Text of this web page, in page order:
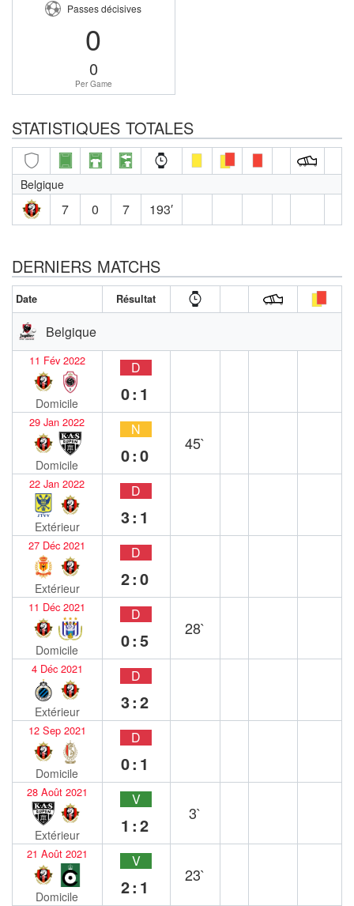
Passes décisives
0
0
Per Game
STATISTIQUES TOTALES
Belgique
7 0 7 193′
DERNIERS MATCHS
Date Résultat
Belgique
11 Fév 2022
Domicile
D
0:1
29 Jan 2022
Domicile
N
0:0
45`
22 Jan 2022
Extérieur
D
3:1
27 Déc 2021
Extérieur
D
2:0
11 Déc 2021
Domicile
D
0:5
28`
4 Déc 2021
Extérieur
D
3:2
12 Sep 2021
Domicile
D
0:1
28 Août 2021
Extérieur
V
1:2
3`
21 Août 2021
Domicile
V
2:1
23`